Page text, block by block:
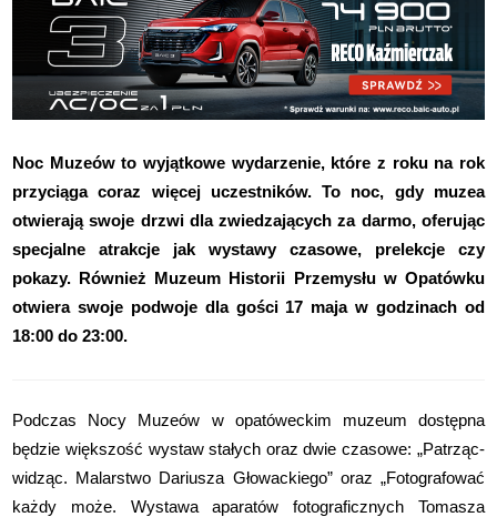
Noc Muzeów to wyjątkowe wydarzenie, które z roku na rok
przyciąga coraz więcej uczestników. To noc, gdy muzea
otwierają swoje drzwi dla zwiedzających za darmo, oferując
specjalne atrakcje jak wystawy czasowe, prelekcje czy
pokazy. Również Muzeum Historii Przemysłu w Opatówku
otwiera swoje podwoje dla gości 17 maja w godzinach od
18:00 do 23:00.
Podczas Nocy Muzeów w opatóweckim muzeum dostępna
będzie większość wystaw stałych oraz dwie czasowe: „Patrząc-
widząc. Malarstwo Dariusza Głowackiego” oraz „Fotografować
każdy może. Wystawa aparatów fotograficznych Tomasza